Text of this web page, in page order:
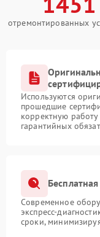
отремонтированных
Используются
прошедшие
корректную
гарантийных
Современное
экспресс-
сроки,